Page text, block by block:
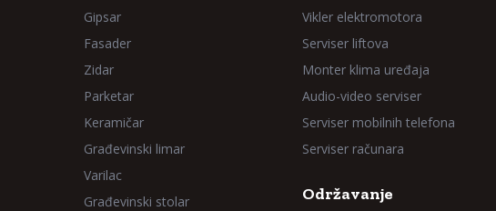
Gipsar
Fasader
Zidar
Parketar
Keramičar
Građevinski limar
Varilac
Građevinski stolar
Vikler elektromotora
Serviser liftova
Monter klima uređaja
Audio-video serviser
Serviser mobilnih telefona
Serviser računara
Održavanje